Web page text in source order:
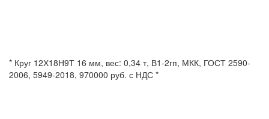
* Круг 12Х18Н9Т 16 мм, вес: 0,34 т, В1-2гп, МКК, ГОСТ 2590-
2006, 5949-2018, 970000 руб. с НДС *